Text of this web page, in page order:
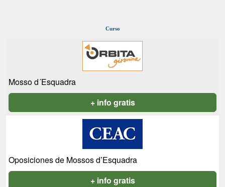
Curso
Mosso d´Esquadra
+ info gratis
Oposiciones de Mossos d’Esquadra
+ info gratis